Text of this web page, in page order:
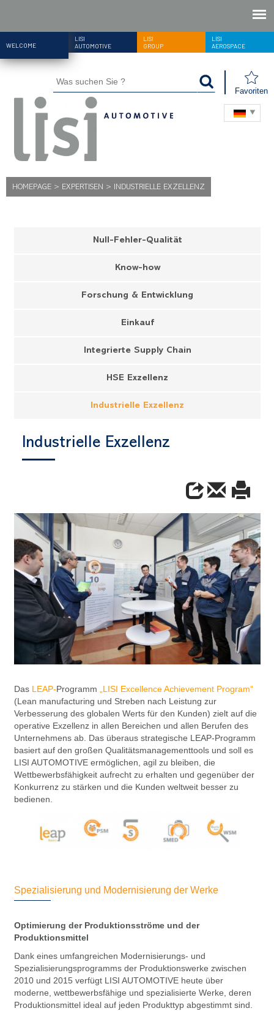
WELCOME
LISI
AUTOMOTIVE
LISI
GROUP
LISI
AEROSPACE
Favoriten
HOMEPAGE > EXPERTISEN > INDUSTRIELLE EXZELLENZ
Null-Fehler-Qualität
Know-how
Forschung & Entwicklung
Einkauf
Integrierte Supply Chain
HSE Exzellenz
Industrielle Exzellenz
Industrielle Exzellenz
Das LEAP-Programm „LISI Excellence Achievement Program“
(Lean manufacturing und Streben nach Leistung zur
Verbesserung des globalen Werts für den Kunden) zielt auf die
operative Exzellenz in allen Bereichen und allen Berufen des
Unternehmens ab. Das überaus strategische LEAP-Programm
basiert auf den großen Qualitätsmanagementtools und soll es
LISI AUTOMOTIVE ermöglichen, agil zu bleiben, die
Wettbewerbsfähigkeit aufrecht zu erhalten und gegenüber der
Konkurrenz zu stärken und die Kunden weltweit besser zu
bedienen.
Spezialisierung und Modernisierung der Werke
Optimierung der Produktionsströme und der
Produktionsmittel
Dank eines umfangreichen Modernisierungs- und
Spezialisierungsprogramms der Produktionswerke zwischen
2010 und 2015 verfügt LISI AUTOMOTIVE heute über
moderne, wettbewerbsfähige und spezialisierte Werke, deren
Produktionsmittel ideal auf jeden Produkttyp abgestimmt sind.